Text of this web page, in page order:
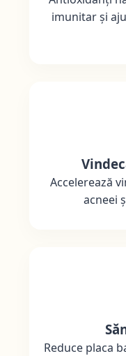
imunitar și
Accelerează
acneei
Reduce placa